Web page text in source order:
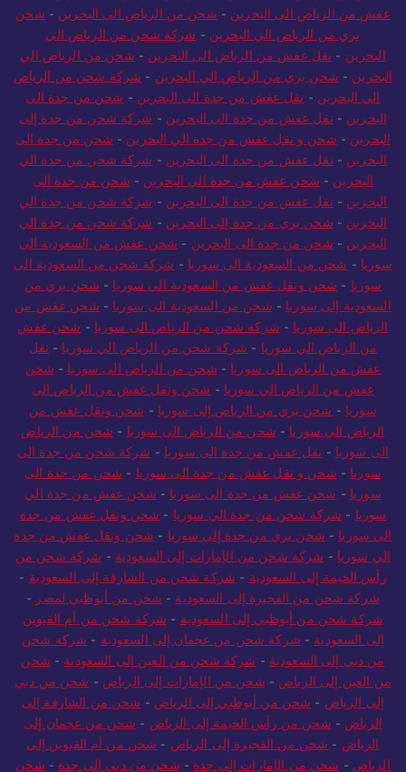
عفش من الرياض الي البحرين -شحن من الرياض الي البحرين -نقل
عفش من الرياض الى البحرين-شحن من الرياض الى البحرين-
بري من الرياض الي البحرين-
شركة شحن من الرياض الي
البحرين-نقل عفش من الرياض الى البحرين-شحن من الرياض الي
البحرين-شحن بري من الرياض الي البحرين-شركة شحن من الرياض
الي البحرين
-نقل عفش من جدة الى البحرين -شحن من جدة الي
البحرين -نقل عفش من جدة الى البحرين -شركة شحن من جدة إلى
البحرين- شحن و نقل عفش من جدة الي البحرين-شحن من جدة الى
البحرين - نقل عفش من جدة الى البحرين -شركة شحن من جدة الي
البحرين -شحن عفش من جدة الي البحرين-شحن من جدة الى
البحرين - نقل عفش من جدة الى البحرين - شركة شحن من جدة الي
البحرين - شحن بري من جدة إلى البحرين-شركة شحن من جدة الي
البحرين -شحن من جدة الى البحرين- شحن عفش من السعودية الى
سوريا - شحن من السعودية الى سوريا-شركة شحن من السعودية الى
سوريا-شحن ونقل عفش من السعودية الي سوريا - شحن بري من
السعودية إلى سوريا-شحن من السعودية الى سوريا -شحن عفش من
الرياض الى سوريا
- شركة شحن من الرياض الى سوريا - شحن عفش
من الرياض الي سوريا-شركة شحن من الرياض الي سوريا-نقل
عفش من الرياض الى سوريا -شحن من الرياض الى سوريا-
شحن
عفش من الرياض الي سوريا- شحن ونقل عفش من الرياض الي
سوريا
-شحن بري من الرياض إلى سوريا -شحن ونقل عفش من
الرياض الي سوريا-شحن من الرياض الى سوريا-شحن من الرياض
الى سوريا-نقل عفش من جدة الى سوريا-شركة شحن من جدة الى
سوريا - شحن و نقل عفش من جدة الى سوريا- شحن من جدة الى
سوريا -شحن عفش من جدة الى سوريا -شحن عفش من جدة الي
سوريا-شركة شحن من جدة الي سوريا-شحن ونقل عفش من جدة
الي سوريا- شحن بري من جدة إلى سوريا -شحن ونقل عفش من جدة
الي سوريا -شركة شحن من الإمارات إلى السعودية- شركة شحن من
رأس الخيمة إلى السعودية -شركة شحن من الشارقة إلى السعودية-
شركة شحن من الفجيرة إلى السعودية -شحن من أبوظبي لمصر-
شركة شحن من أبوظبي إلى السعودية-شركة شحن من أم القيوين
إلى السعودية- شركة شحن من عجمان إلى السعودية-شركة شحن
من دبي إلى السعودية - شركة شحن من العين إلى السعودية- شحن
من العين إلى الرياض -شحن من الإمارات إلى الرياض- شحن من دبي
إلى الرياض-شحن من أبوظبي إلى الرياض -شحن من الشارقة إلى
الرياض
- شحن من رأس الخيمة إلى الرياض-شحن من عجمان إلى
الرياض -شحن من الفجيرة إلى الرياض -شحن من أم القيوين إلى